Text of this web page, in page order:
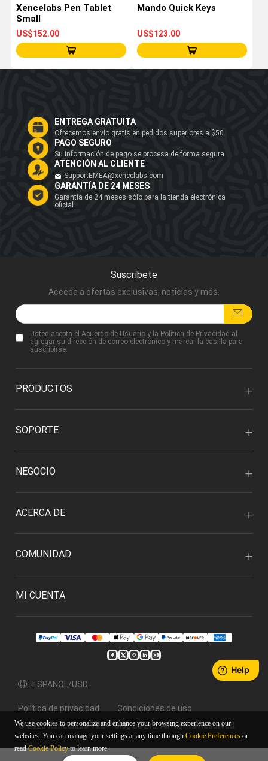
Xencelabs Pen Tablet
Small
US$152.00
Mando Quick Keys
US$123.00
ENTREGA GRATUITA
Ofrecemos envío gratis en pedidos superiores a $50
PAGO SEGURO
Su información de pago se procesa de forma segura
ATENCIÓN AL CLIENTE
SupportEMEA@xencelabs.com
GARANTÍA DE 24 MESES
Garantía de 24 meses sólo para la tienda electrónica
oficial
Suscríbete
Acceda a ofertas exclusivas, noticias y más.
Usted acepta el Acuerdo de Usuario y la Política de Privacidad al
agregar su dirección de correo electrónico y marcar la casilla para
suscribirse.
PRODUCTOS
SOPORTE
NEGOCIO
ACERCA DE
COMUNIDAD
MI CUENTA
ESPAÑOL/USD
Política de privacidad
Condiciones de uso
© 2026 Xencelabs Technologies Ltd. All Rights Reserved.
We use cookies to personalize and enhance your browsing experience on our
websites. You can manage your settings at any time through Cookie Preferences or
readCookie Policyto learn more.